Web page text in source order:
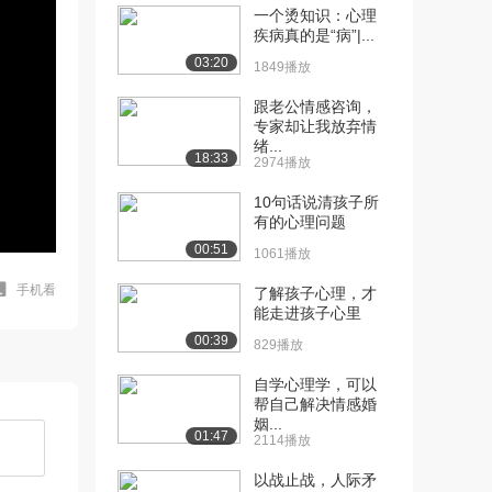
手机看
03:20
一个烫知识：心理
疾病真的是“病”|...
1849播放
18:33
跟老公情感咨询，
专家却让我放弃情
绪...
2974播放
00:51
10句话说清孩子所
有的心理问题
1061播放
00:39
了解孩子心理，才
能走进孩子心里
829播放
01:47
自学心理学，可以
帮自己解决情感婚
姻...
2114播放
以战止战，人际矛